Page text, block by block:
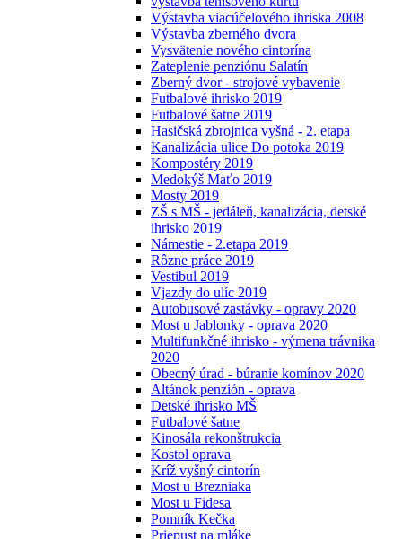
Výstavba viacúčelového ihriska 2008
Výstavba zberného dvora
Vysvätenie nového cintorína
Zateplenie penziónu Salatín
Zberný dvor - strojové vybavenie
Futbalové ihrisko 2019
Futbalové šatne 2019
Hasičská zbrojnica vyšná - 2. etapa
Kanalizácia ulice Do potoka 2019
Kompostéry 2019
Medokýš Maťo 2019
Mosty 2019
ZŠ s MŠ - jedáleň, kanalizácia, detské
ihrisko 2019
Námestie - 2.etapa 2019
Rôzne práce 2019
Vestibul 2019
Vjazdy do ulíc 2019
Autobusové zastávky - opravy 2020
Most u Jablonky - oprava 2020
Multifunkčné ihrisko - výmena trávnika
2020
Obecný úrad - búranie komínov 2020
Altánok penzión - oprava
Detské ihrisko MŠ
Futbalové šatne
Kinosála rekonštrukcia
Kostol oprava
Kríž vyšný cintorín
Most u Brezniaka
Most u Fidesa
Pomník Kečka
Priepust na mláke